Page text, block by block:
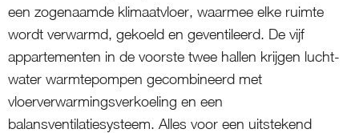
een zogenaamde klimaatvloer, waarmee elke ruimte
wordt verwarmd, gekoeld en geventileerd. De vijf
appartementen in de voorste twee hallen krijgen lucht-
water warmtepompen gecombineerd met
vloerverwarmingsverkoeling en een
balansventilatiesysteem. Alles voor een uitstekend